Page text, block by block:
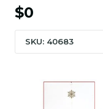
$0
SKU: 40683